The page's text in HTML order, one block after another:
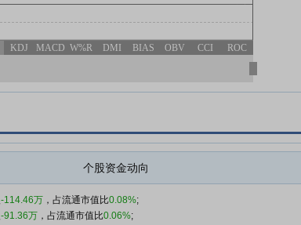
KDJ MACD W%R DMI BIAS OBV CCI ROC
个股资金动向
-114.46万 ，占流通市值比0.08%;
-91.36万 ，占流通市值比0.06%;